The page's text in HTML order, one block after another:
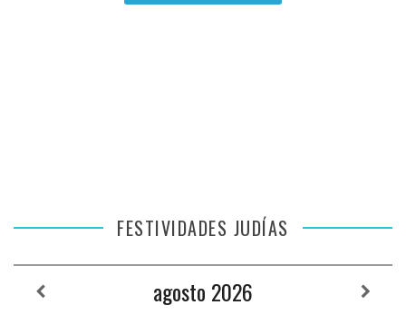
FESTIVIDADES JUDÍAS
agosto 2026